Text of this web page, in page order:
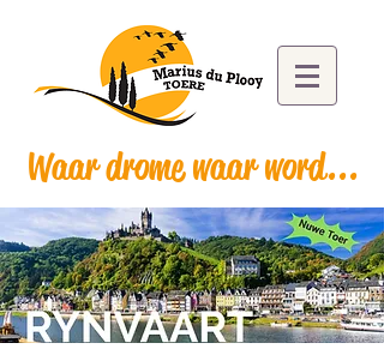
Waar drome waar word...